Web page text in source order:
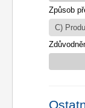
Způsob